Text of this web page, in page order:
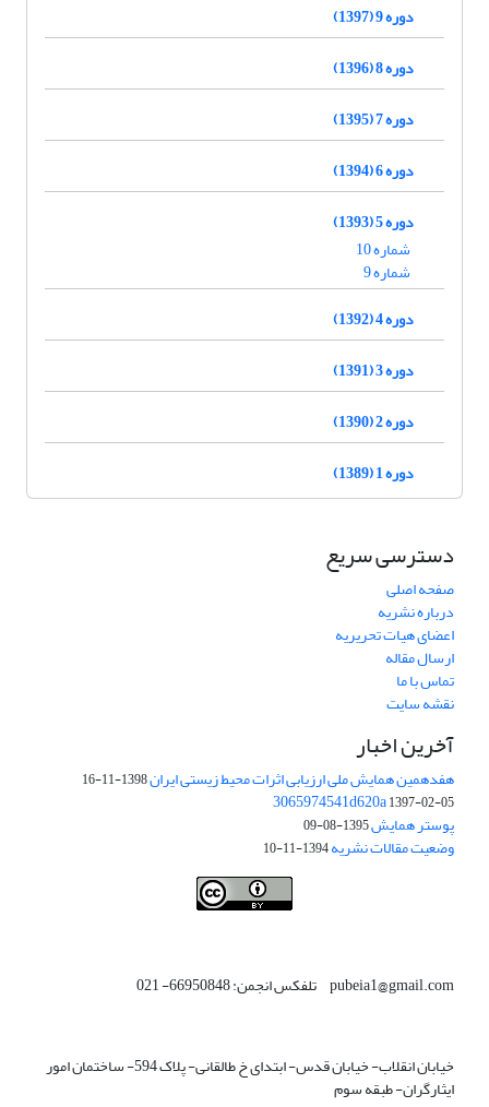
دوره 9 (1397)
دوره 8 (1396)
دوره 7 (1395)
دوره 6 (1394)
دوره 5 (1393)
شماره 10
شماره 9
دوره 4 (1392)
دوره 3 (1391)
دوره 2 (1390)
دوره 1 (1389)
دسترسی سریع
صفحه اصلی
درباره نشریه
اعضای هیات تحریریه
ارسال مقاله
تماس با ما
نقشه سایت
آخرین اخبار
هفدهمین همایش ملی ارزیابی اثرات محیط زیستی ایران1398-11-16
3065974541d620a1397-02-05
پوستر همایش1395-08-09
وضعیت مقالات نشریه1394-11-10
pubeia1@gmail.com تلفکس انجمن: 66950848- 021
خیابان انقلاب- خیابان قدس- ابتدای خ طالقانی- پلاک 594- ساختمان امور
ایثارگران- طبقه سوم